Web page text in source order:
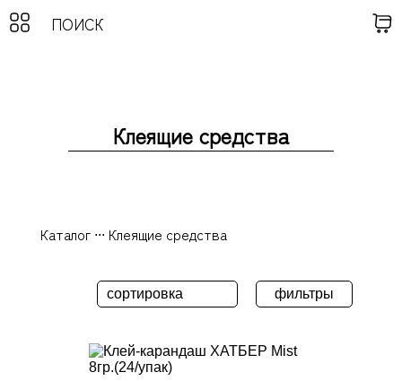
Клеящие средства
Каталог... Клеящие средства
фильтры